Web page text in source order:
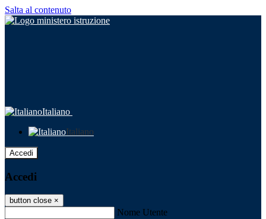
Salta al contenuto
Italiano
Italiano
Accedi
Accedi
button close ×
Nome Utente